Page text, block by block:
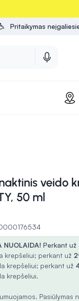
Pritaikymas
veido
50 ml
NUOLAIDA! Perkant už
krepšeliui; perkant už
krepšeliui; perkant už
krepšeliui.
Pasiūlymas